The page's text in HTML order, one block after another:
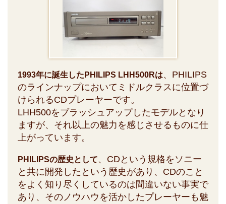
1993年に誕生したPHILIPS LHH500Rは、PHILIPS
のラインナップにおいてミドルクラスに位置づ
けられるCDプレーヤーです。
LHH500をブラッシュアップしたモデルとなり
ますが、それ以上の魅力を感じさせるものに仕
上がっています。
PHILIPSの歴史として、CDという規格をソニー
と共に開発したという歴史があり、CDのこと
をよく知り尽くしているのは間違いない事実で
あり、そのノウハウを活かしたプレーヤーも魅